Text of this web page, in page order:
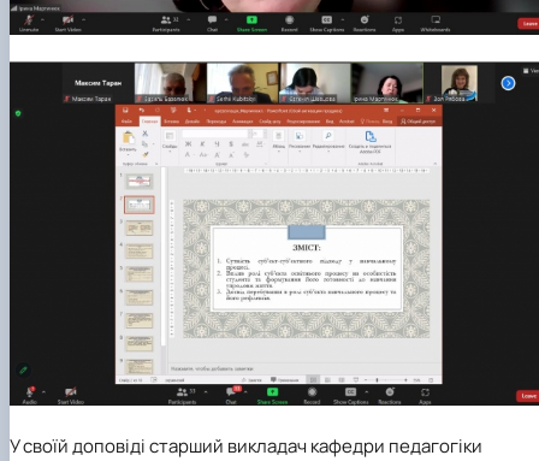
У своїй доповіді старший викладач кафедри педагогіки